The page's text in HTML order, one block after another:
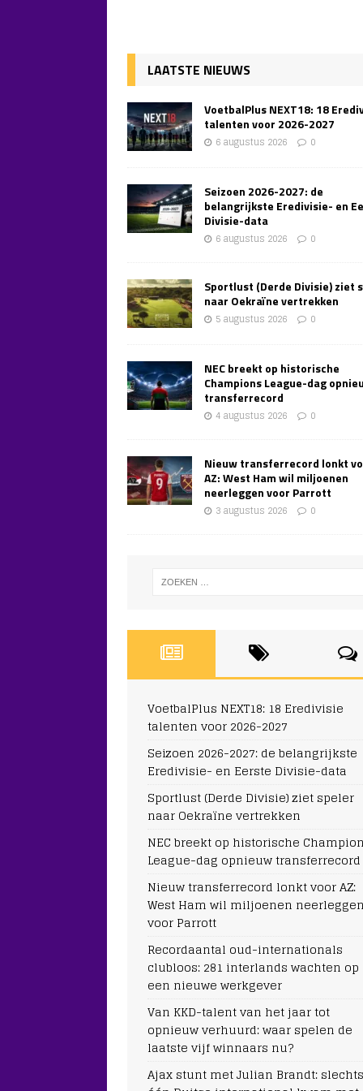
LAATSTE NIEUWS
VoetbalPlus NEXT18: 18
talenten voor 2026-2027
6 augustus 2026 0
Seizoen 2026-2027: de
belangrijkste Eredivisie- en
Divisie-data
6 augustus 2026 0
Sportlust (Derde Divisie) ziet
naar Oekraïne vertrekken
5 augustus 2026 0
NEC breekt op historische
Champions League-dag
transferrecord
4 augustus 2026 0
Nieuw transferrecord lonkt
AZ: West Ham wil miljoenen
neerleggen voor Parrott
3 augustus 2026 0
VoetbalPlus NEXT18: 18 Eredivisie
talenten voor 2026-2027
Seizoen 2026-2027: de belangrijkste
Eredivisie- en Eerste Divisie-data
Sportlust (Derde Divisie) ziet speler
naar Oekraïne vertrekken
NEC breekt op historische
League-dag opnieuw transferrecord
Nieuw transferrecord lonkt voor AZ:
West Ham wil miljoenen neerleggen
voor Parrott
Recordaantal oud-internationals
clubloos: 281 interlands wachten op
een nieuwe werkgever
Van KKD-talent van het jaar tot
opnieuw verhuurd: waar spelen de
laatste vijf winnaars nu?
Ajax stunt met Julian Brandt: slechts